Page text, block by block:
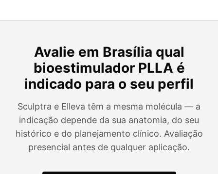
Avalie em Brasília qual
bioestimulador PLLA é
indicado para o seu perfil
Sculptra e Elleva têm a mesma molécula — a
indicação depende da sua anatomia, do seu
histórico e do planejamento clínico. Avaliação
presencial antes de qualquer aplicação.